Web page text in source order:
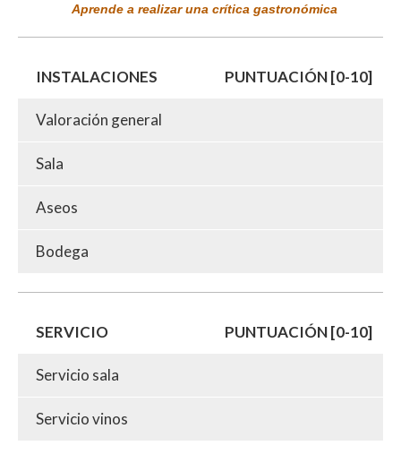
Aprende a realizar una crítica gastronómica
INSTALACIONES PUNTUACIÓN [0-10]
Valoración general
Sala
Aseos
Bodega
SERVICIO PUNTUACIÓN [0-10]
Servicio sala
Servicio vinos